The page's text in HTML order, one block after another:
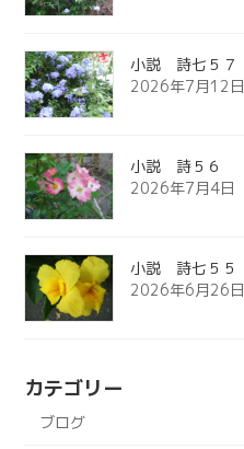
小説 詩七５７
2026年7月12日
小説 詩５６
2026年7月4日
小説 詩七５５
2026年6月26日
カテゴリー
ブログ